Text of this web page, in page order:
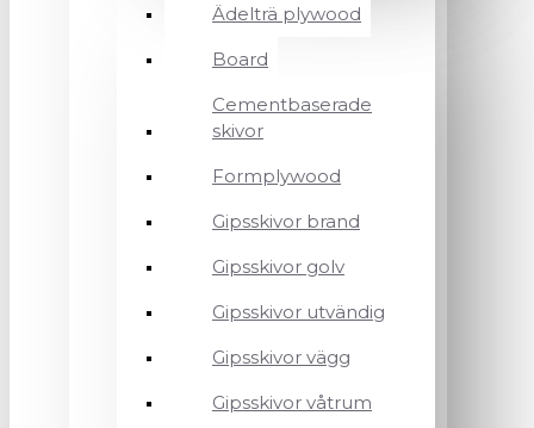
Ädelträ plywood
Board
Cementbaserade
skivor
Formplywood
Gipsskivor brand
Gipsskivor golv
Gipsskivor utvändig
Gipsskivor vägg
Gipsskivor våtrum